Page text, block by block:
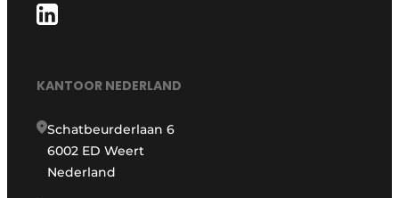
KANTOOR NEDERLAND
Schatbeurderlaan 6
6002 ED Weert
Nederland